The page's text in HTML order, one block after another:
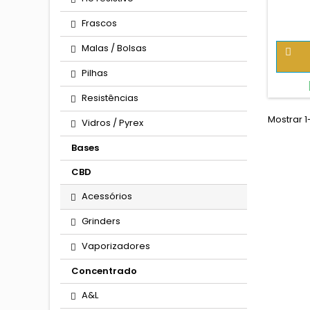
Frascos
Malas / Bolsas
Pilhas
Resistências
Vidros / Pyrex
Bases
CBD
Acessórios
Grinders
Vaporizadores
Concentrado
A&L

Mostrar